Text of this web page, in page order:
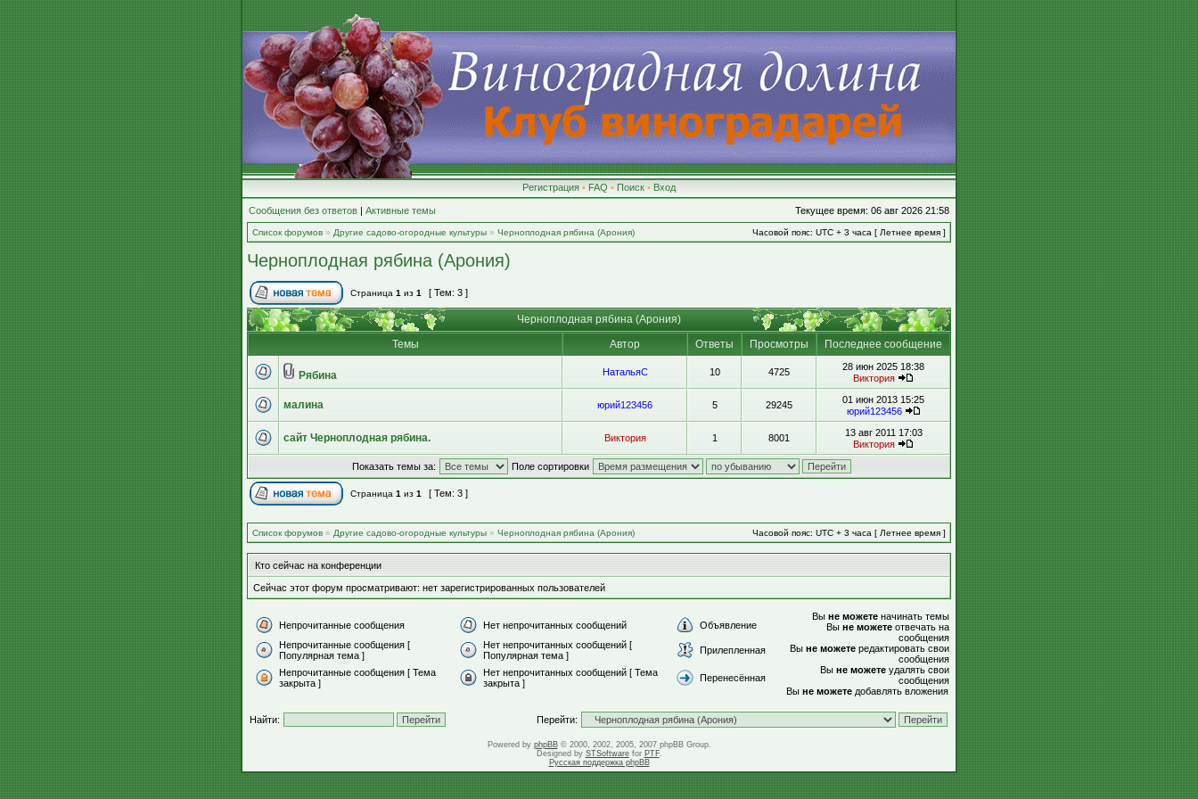
Регистрация • FAQ • Поиск • Вход
Сообщения без ответов | Активные темы Текущее время: 06 авг 2026 21:58
Список форумов » Другие садово-огородные культуры » Черноплодная рябина (Арония) Часовой пояс: UTC + 3 часа [ Летнее время ]
Черноплодная рябина (Арония)
Страница 1 из 1 [ Тем: 3 ]
Черноплодная рябина (Арония)
Темы
Автор Ответы Просмотры Последнее сообщение
Рябина НатальяС 10 4725
28 июн 2025 18:38
Виктория
малина юрий123456 5 29245
01 июн 2013 15:25
юрий123456
сайт Черноплодная рябина. Виктория 1 8001
13 авг 2011 17:03
Виктория
Показать темы за: Поле сортировки
Страница 1 из 1 [ Тем: 3 ]
Список форумов » Другие садово-огородные культуры » Черноплодная рябина (Арония) Часовой пояс: UTC + 3 часа [ Летнее время ]
Кто сейчас на конференции
Сейчас этот форум просматривают: нет зарегистрированных пользователей
Непрочитанные сообщения Нет непрочитанных сообщений
Объявление
Непрочитанные сообщения [
Популярная тема ]
Нет непрочитанных сообщений [
Популярная тема ]
Прилепленная
Непрочитанные сообщения [ Тема
закрыта ]
Нет непрочитанных сообщений [ Тема
закрыта ]
Перенесённая
Вы не можете начинать темы
Вы не можете отвечать на
сообщения
Вы не можете редактировать свои
сообщения
Вы не можете удалять свои
сообщения
Вы не можете добавлять вложения
Найти: Перейти:
Powered by phpBB© 2000, 2002, 2005, 2007 phpBB Group.
Designed by STSoftwarefor PTF.
Русская поддержка phpBB